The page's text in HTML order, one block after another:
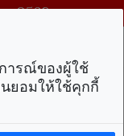
. 2569
ารณ์ของผู้ใช้
ยอมให้ใช้คุกกี้